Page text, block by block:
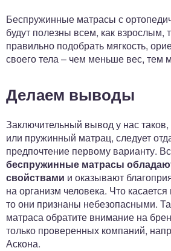
Беспружинные матрасы с
будут полезны всем, как взрослым,
правильно подобрать мягкость,
своего тела – чем меньше вес, тем
Делаем выводы
Заключительный вывод у нас
или пружинный матрац, следует
предпочтение первому варианту.
беспружинные матрасы
свойствами и оказывают
на организм человека. Что
то они признаны небезопасными.
матраса обратите внимание на
только проверенных компаний,
Аскона.